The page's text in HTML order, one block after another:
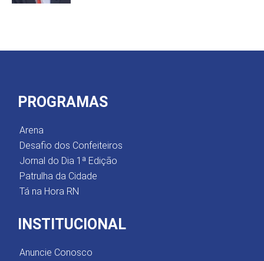
PROGRAMAS
Arena
Desafio dos Confeiteiros
Jornal do Dia 1ª Edição
Patrulha da Cidade
Tá na Hora RN
INSTITUCIONAL
Anuncie Conosco